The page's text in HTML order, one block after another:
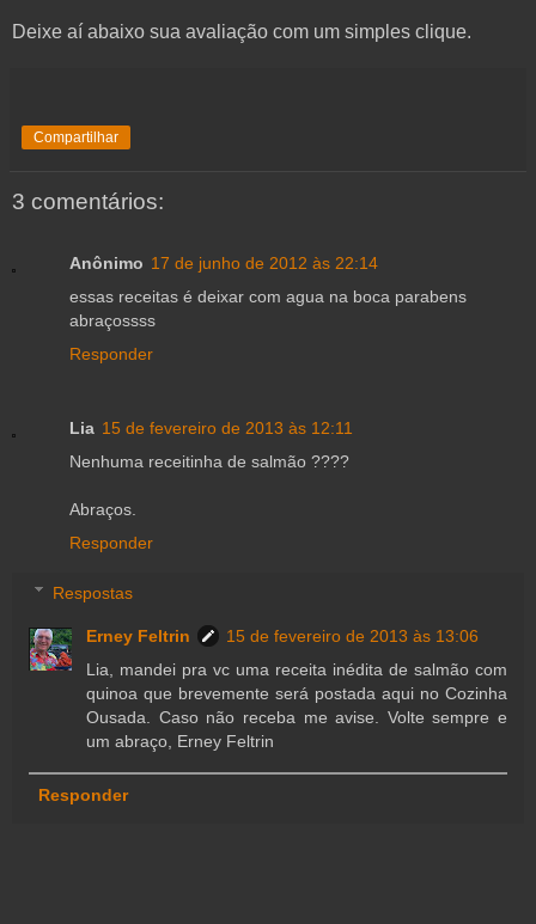
Deixe aí abaixo sua avaliação com um simples clique.
Compartilhar
3 comentários:
Anônimo 17 de junho de 2012 às 22:14
essas receitas é deixar com agua na boca parabens
abraçossss
Responder
Lia 15 de fevereiro de 2013 às 12:11
Nenhuma receitinha de salmão ????
Abraços.
Responder
Respostas
Erney Feltrin
15 de fevereiro de 2013 às 13:06
Lia, mandei pra vc uma receita inédita de salmão com
quinoa que brevemente será postada aqui no Cozinha
Ousada. Caso não receba me avise. Volte sempre e
um abraço, Erney Feltrin
Responder